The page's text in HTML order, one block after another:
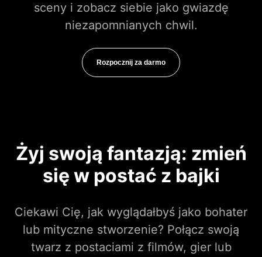
sceny i zobacz siebie jako gwiazdę
niezapomnianych chwil.
Rozpocznij za darmo
Żyj swoją fantazją: zmień
się w postać z bajki
Ciekawi Cię, jak wyglądałbyś jako bohater
lub mityczne stworzenie? Połącz swoją
twarz z postaciami z filmów, gier lub